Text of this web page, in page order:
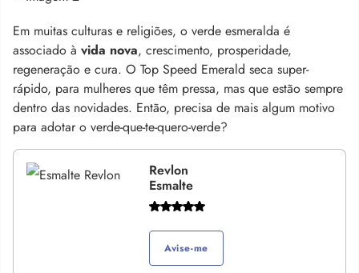
Em muitas culturas e religiões, o verde esmeralda é
associado à vida nova, crescimento, prosperidade,
regeneração e cura. O Top Speed Emerald seca super-
rápido, para mulheres que têm pressa, mas que estão sempre
dentro das novidades. Então, precisa de mais algum motivo
para adotar o verde-que-te-quero-verde?
Revlon
Esmalte
Avise-me